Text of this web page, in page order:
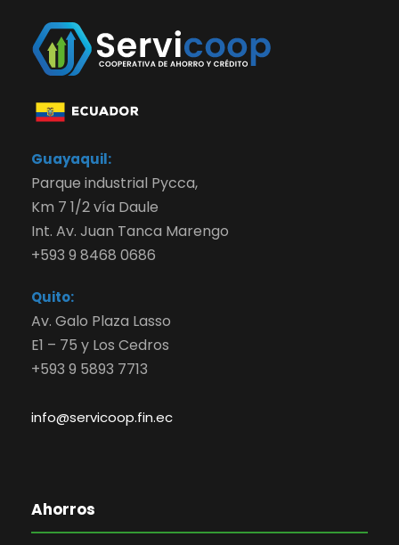
Guayaquil:
Parque industrial Pycca,
Km 7 1/2 vía Daule
Int. Av. Juan Tanca Marengo
+593 9 8468 0686
Quito:
Av. Galo Plaza Lasso
E1 – 75 y Los Cedros
+593 9 5893 7713
info@servicoop.fin.ec
Ahorros